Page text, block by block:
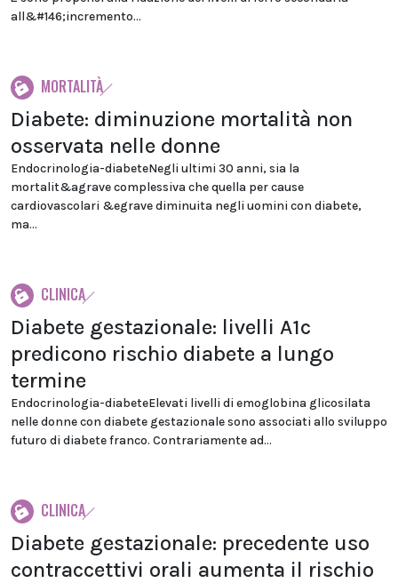
all&#146;incremento...
MORTALITÀ
Diabete: diminuzione mortalità non
osservata nelle donne
Endocrinologia-diabeteNegli ultimi 30 anni, sia la
mortalit&agrave complessiva che quella per cause
cardiovascolari &egrave diminuita negli uomini con diabete,
ma...
CLINICA
Diabete gestazionale: livelli A1c
predicono rischio diabete a lungo
termine
Endocrinologia-diabeteElevati livelli di emoglobina glicosilata
nelle donne con diabete gestazionale sono associati allo sviluppo
futuro di diabete franco. Contrariamente ad...
CLINICA
Diabete gestazionale: precedente uso
contraccettivi orali aumenta il rischio